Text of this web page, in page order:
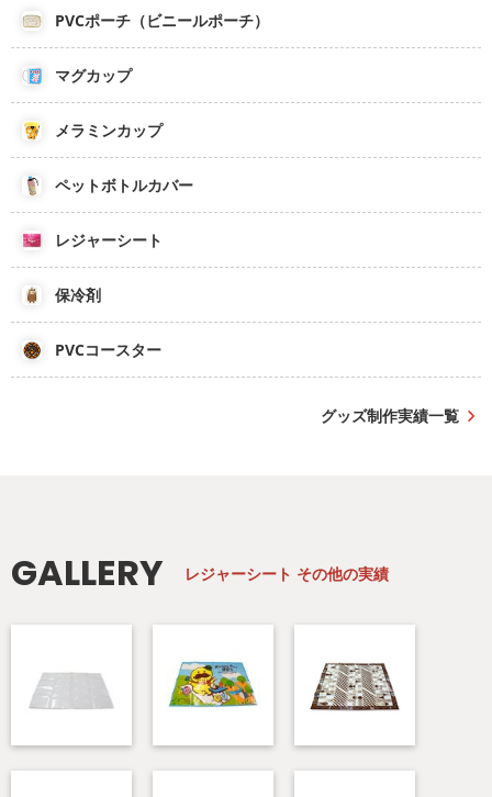
PVCポーチ（ビニールポーチ）
マグカップ
メラミンカップ
ペットボトルカバー
レジャーシート
保冷剤
PVCコースター
グッズ制作実績一覧
GALLERY レジャーシート その他の実績